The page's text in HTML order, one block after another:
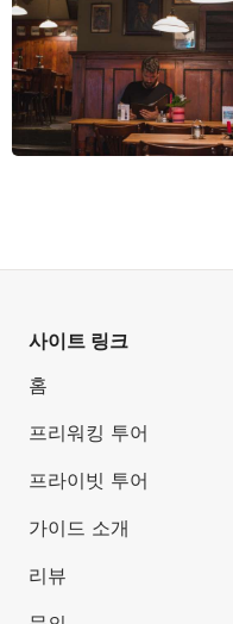
사이트 링크
홈
프리워킹 투어
프라이빗 투어
가이드 소개
리뷰